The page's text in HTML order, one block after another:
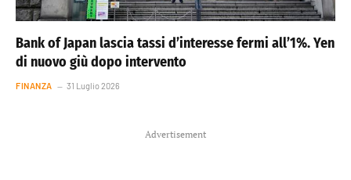
Bank of Japan lascia tassi d’interesse fermi all’1%. Yen
di nuovo giù dopo intervento
FINANZA 31 Luglio 2026
Advertisement